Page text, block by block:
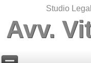
Studio
Avv.